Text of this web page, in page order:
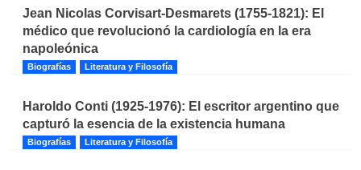
Jean Nicolas Corvisart-Desmarets (1755-1821): El
médico que revolucionó la cardiología en la era
napoleónica
Biografías Literatura y Filosofía
Haroldo Conti (1925-1976): El escritor argentino que
capturó la esencia de la existencia humana
Biografías Literatura y Filosofía